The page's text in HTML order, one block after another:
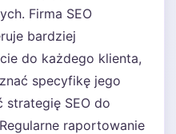
Firma SEO
bardziej
do każdego klienta,
specyfikę jego
strategię SEO do
raportowanie